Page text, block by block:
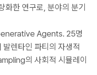
화한 연구로, 분야의 분기
Agents. 25명
렌타인 파티의 자생적
의 사회적 시뮬레이